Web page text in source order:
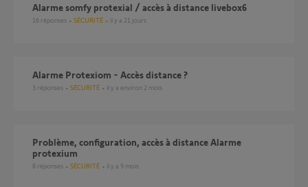
alarme somfy protexial / accès à distance livebox6
16 réponses SÉCURITÉ il y a 21 jours
Alarme Protexiom - Accès distance ?
3 réponses SÉCURITÉ il y a environ 2 mois
Problème, configuration, accès à distance Alarme
protexium
8 réponses SÉCURITÉ il y a 9 mois